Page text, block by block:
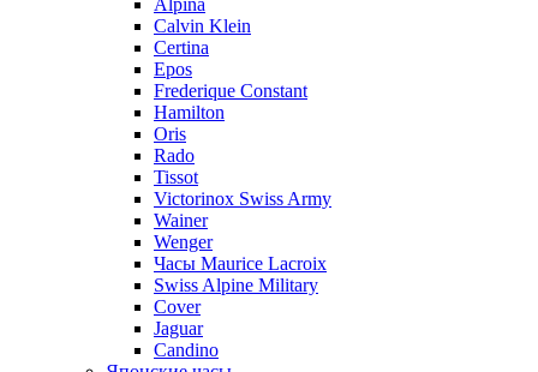
Alpina
Calvin Klein
Certina
Epos
Frederique Constant
Hamilton
Oris
Rado
Tissot
Victorinox Swiss Army
Wainer
Wenger
Часы Maurice Lacroix
Swiss Alpine Military
Cover
Jaguar
Candino